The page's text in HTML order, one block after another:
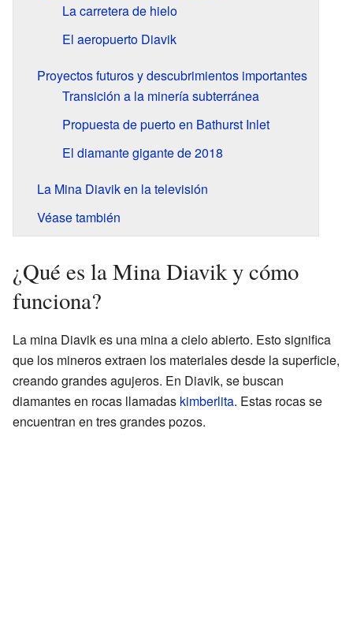
La carretera de hielo
El aeropuerto Diavik
Proyectos futuros y descubrimientos importantes
Transición a la minería subterránea
Propuesta de puerto en Bathurst Inlet
El diamante gigante de 2018
La Mina Diavik en la televisión
Véase también
¿Qué es la Mina Diavik y cómo
funciona?
La mina Diavik es una mina a cielo abierto. Esto significa
que los mineros extraen los materiales desde la superficie,
creando grandes agujeros. En Diavik, se buscan
diamantes en rocas llamadas kimberlita. Estas rocas se
encuentran en tres grandes pozos.